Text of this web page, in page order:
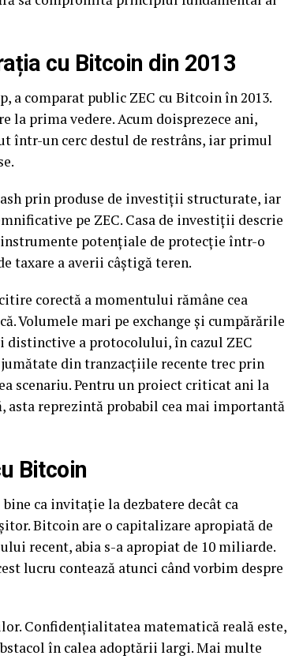
cu Bitcoin din 2013
comparat public ZEC cu Bitcoin în 2013.
prima vedere. Acum doisprezece ani,
într-un cerc destul de restrâns, iar primul
prin produse de investiții structurate, iar
pe ZEC. Casa de investiții descrie
potențiale de protecție într-o
taxare a averii câștigă teren.
corectă a momentului rămâne cea
Volumele mari pe exchange și cumpărările
a protocolului, în cazul ZEC
din tranzacțiile recente trec prin
scenariu. Pentru un proiect criticat ani la
reprezintă probabil cea mai importantă
Bitcoin
ca invitație la dezbatere decât ca
Bitcoin are o capitalizare apropiată de
recent, abia s-a apropiat de 10 miliarde.
lucru contează atunci când vorbim despre
Confidențialitatea matematică reală este,
în calea adoptării largi. Mai multe